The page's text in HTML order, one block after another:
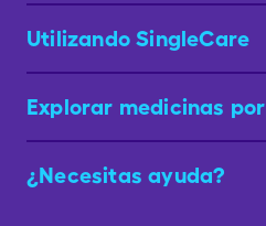
Utilizando SingleCare
Explorar medicinas por
¿Necesitas ayuda?